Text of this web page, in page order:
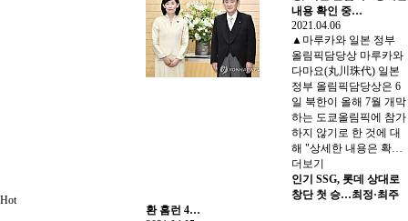
내용 확인 중…
2021.04.06
▲마루카와 일본 정부
올림픽담당상 마루카와
다마요(丸川珠代) 일본
정부 올림픽담당상은 6
일 북한이 올해 7월 개막
하는 도쿄올림픽에 참가
하지 않기로 한 것에 대
해 "상세한 내용은 확…
더보기
Hot
인기 SSG, 롯데 상대로
창단 첫 승…최정·최주
환 홈런 4…